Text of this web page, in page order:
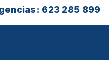
623 285 899